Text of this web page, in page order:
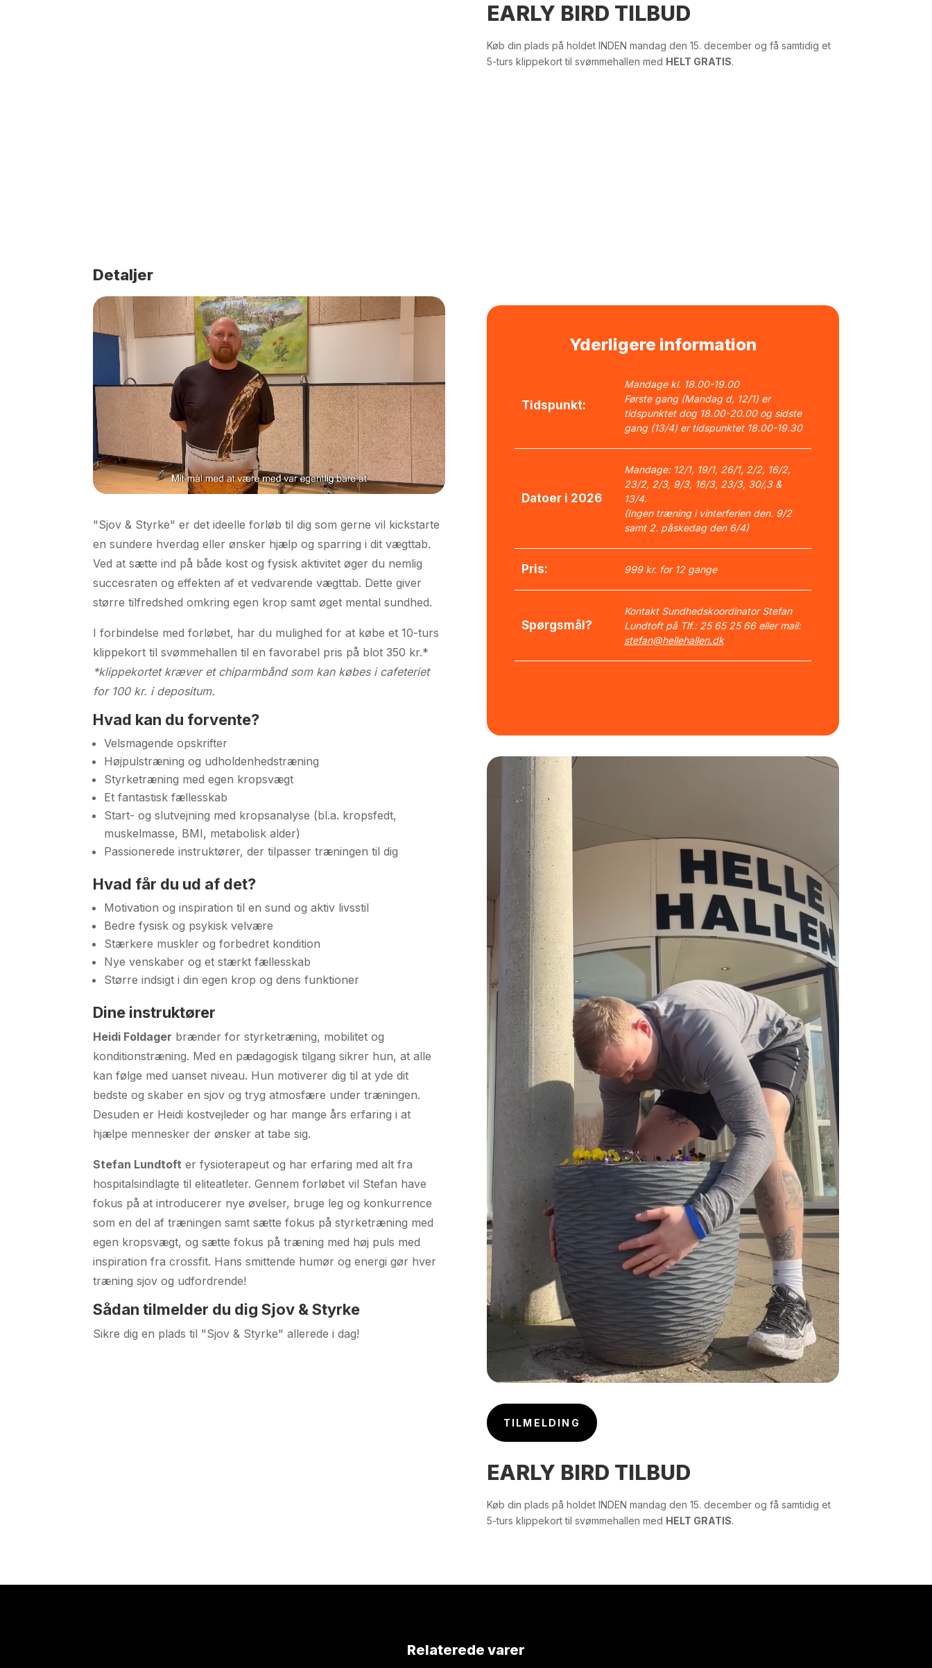
EARLY BIRD TILBUD
Køb din plads på holdet INDEN mandag den 15. december og få samtidig et
5-turs klippekort til svømmehallen med HELT GRATIS.
Detaljer
"Sjov & Styrke" er det ideelle forløb til dig som gerne vil kickstarte
en sundere hverdag eller ønsker hjælp og sparring i dit vægttab.
Ved at sætte ind på både kost og fysisk aktivitet øger du nemlig
succesraten og effekten af et vedvarende vægttab. Dette giver
større tilfredshed omkring egen krop samt øget mental sundhed.
I forbindelse med forløbet, har du mulighed for at købe et 10-turs
klippekort til svømmehallen til en favorabel pris på blot 350 kr.*
*klippekortet kræver et chiparmbånd som kan købes i cafeteriet
for 100 kr. i depositum.
Hvad kan du forvente?
Velsmagende opskrifter
Højpulstræning og udholdenhedstræning
Styrketræning med egen kropsvægt
Et fantastisk fællesskab
Start- og slutvejning med kropsanalyse (bl.a. kropsfedt,
muskelmasse, BMI, metabolisk alder)
Passionerede instruktører, der tilpasser træningen til dig
Hvad får du ud af det?
Motivation og inspiration til en sund og aktiv livsstil
Bedre fysisk og psykisk velvære
Stærkere muskler og forbedret kondition
Nye venskaber og et stærkt fællesskab
Større indsigt i din egen krop og dens funktioner
Dine instruktører
Heidi Foldager brænder for styrketræning, mobilitet og
konditionstræning. Med en pædagogisk tilgang sikrer hun, at alle
kan følge med uanset niveau. Hun motiverer dig til at yde dit
bedste og skaber en sjov og tryg atmosfære under træningen.
Desuden er Heidi kostvejleder og har mange års erfaring i at
hjælpe mennesker der ønsker at tabe sig.
Stefan Lundtoft er fysioterapeut og har erfaring med alt fra
hospitalsindlagte til eliteatleter. Gennem forløbet vil Stefan have
fokus på at introducerer nye øvelser, bruge leg og konkurrence
som en del af træningen samt sætte fokus på styrketræning med
egen kropsvægt, og sætte fokus på træning med høj puls med
inspiration fra crossfit. Hans smittende humør og energi gør hver
træning sjov og udfordrende!
Sådan tilmelder du dig Sjov & Styrke
Sikre dig en plads til "Sjov & Styrke" allerede i dag!
Yderligere information
Tidspunkt:
Mandage kl. 18.00-19.00
Første gang (Mandag d, 12/1) er
tidspunktet dog 18.00-20.00 og sidste
gang (13/4) er tidspunktet 18.00-19.30
Datoer i 2026
Mandage: 12/1, 19/1, 26/1, 2/2, 16/2,
23/2, 2/3, 9/3, 16/3, 23/3, 30/,3 &
13/4.
(Ingen træning i vinterferien den. 9/2
samt 2. påskedag den 6/4)
Pris: 999 kr. for 12 gange
Spørgsmål?
Kontakt Sundhedskoordinator Stefan
Lundtoft på Tlf.: 25 65 25 66 eller mail:
stefan@hellehallen.dk
TILMELDING
EARLY BIRD TILBUD
Køb din plads på holdet INDEN mandag den 15. december og få samtidig et
5-turs klippekort til svømmehallen med HELT GRATIS.
Relaterede varer